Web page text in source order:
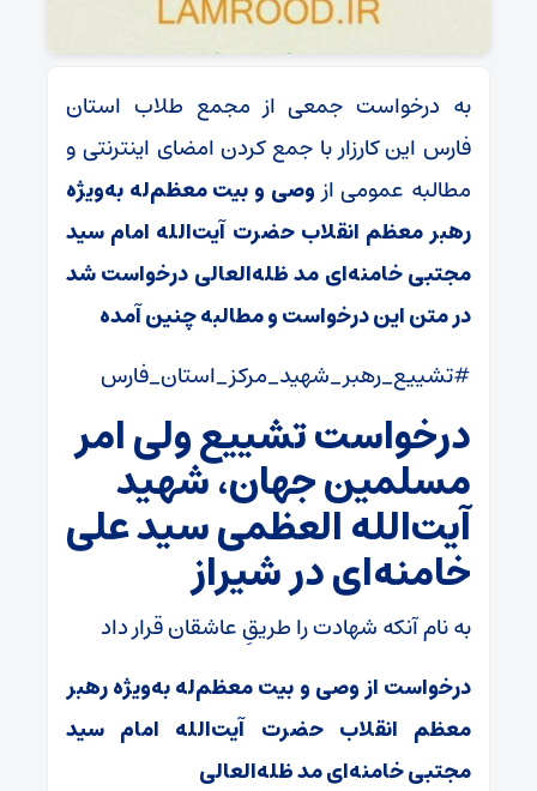
به درخواست جمعی از مجمع طلاب استان
فارس این کارزار با جمع کردن امضای اینترنتی و
مطالبه عمومی ازوصی و بیت معظم‌له به‌ویژه
رهبر معظم انقلاب حضرت آیت‌الله امام سید
مجتبی خامنه‌ای مد ظله‌العالی درخواست شد
در متن این درخواست و مطالبه چنین آمده
#تشییع_رهبر_شهید_مرکز_استان_فارس
درخواست تشییع ولی امر
مسلمین جهان، شهید
آیت‌الله العظمی سید علی
خامنه‌ای در شیراز
به نام آنکه شهادت را طریقِ عاشقان قرار داد
درخواست از وصی و بیت معظم‌له به‌ویژه رهبر
معظم انقلاب حضرت آیت‌الله امام سید
مجتبی خامنه‌ای مد ظله‌العالی